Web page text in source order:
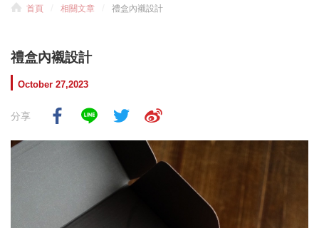
首頁 相關文章 禮盒內襯設計
禮盒內襯設計
October 27,2023
分享